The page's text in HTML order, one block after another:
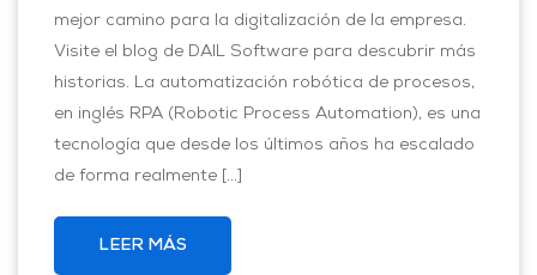
mejor camino para la digitalización de la empresa.
Visite el blog de DAIL Software para descubrir más
historias. La automatización robótica de procesos,
en inglés RPA (Robotic Process Automation), es una
tecnología que desde los últimos años ha escalado
de forma realmente […]
LEER MÁS